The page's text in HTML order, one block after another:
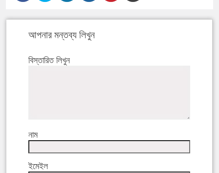
আপনার মন্তব্য লিখুন
বিস্তারিত লিখুন
নাম
ইমেইল